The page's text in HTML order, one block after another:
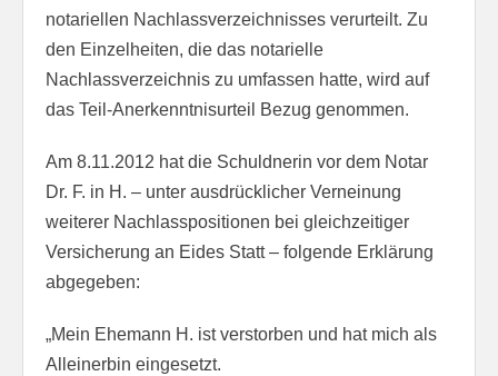
notariellen Nachlassverzeichnisses verurteilt. Zu
den Einzelheiten, die das notarielle
Nachlassverzeichnis zu umfassen hatte, wird auf
das Teil-Anerkenntnisurteil Bezug genommen.
Am 8.11.2012 hat die Schuldnerin vor dem Notar
Dr. F. in H. – unter ausdrücklicher Verneinung
weiterer Nachlasspositionen bei gleichzeitiger
Versicherung an Eides Statt – folgende Erklärung
abgegeben:
„Mein Ehemann H. ist verstorben und hat mich als
Alleinerbin eingesetzt.